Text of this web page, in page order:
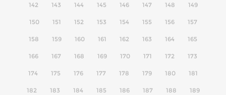
142 143 144 145 146 147 148 149
150 151 152 153 154 155 156 157
158 159 160 161 162 163 164 165
166 167 168 169 170 171 172 173
174 175 176 177 178 179 180 181
182 183 184 185 186 187 188 189